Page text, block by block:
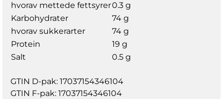
hvorav mettede fettsyrer0.3 g
Karbohydrater
74 g
hvorav sukkerarter
74 g
Protein
19 g
Salt
0.5 g
GTIN D-pak: 17037154346104
GTIN F-pak: 17037154346104